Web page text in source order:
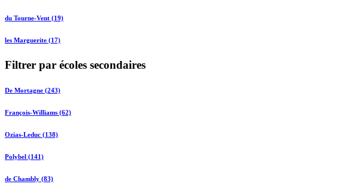
du Tourne-Vent (19)
les Marguerite (17)
Filtrer par écoles secondaires
De Mortagne (243)
François-Williams (62)
Ozias-Leduc (138)
Polybel (141)
de Chambly (83)